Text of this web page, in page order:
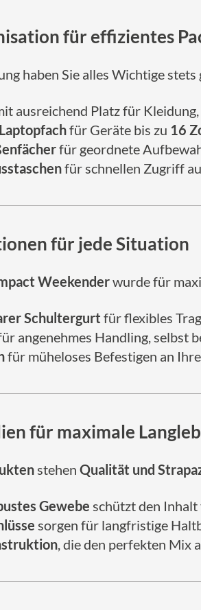
für effizientes
haben Sie alles Wichtige
ausreichend Platz für
für Geräte bis zu 16
für geordnete
für schnellen Zugriff
für jede Situation
Weekenderwurde für
Schultergurt für flexibles
angenehmes Handling, selbst
für müheloses Befestigen an
für maximale
stehen Qualität und
Gewebe schützt den Inhalt
sorgen für langfristige
, die den perfekten Mix